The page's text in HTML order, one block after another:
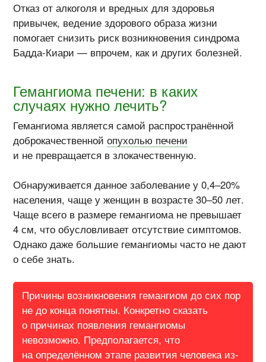
Отказ от алкоголя и вредных для здоровья
привычек, ведение здорового образа жизни
помогает снизить риск возникновения синдрома
Бадда-Киари — впрочем, как и других болезней.
Гемангиома печени: в каких
случаях нужно лечить?
Гемангиома является самой распространённой
доброкачественнойопухолью печени
и не превращается в злокачественную.
Обнаруживается данное заболевание у 0,4–20%
населения, чаще у женщин в возрасте 30–50 лет.
Чаще всего в размере гемангиома не превышает
4 см, что обусловливает отсутствие симптомов.
Однако даже большие гемангиомы часто не дают
о себе знать.
Причины возникновения гемангиом до сих пор
не до конца понятны. Конкретно сказать
о причинах появления гемангиомы
невозможно. Предполагается, что
на определённом этапе развития человека из-